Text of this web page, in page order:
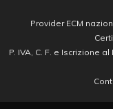
Provider ECM
P. IVA, C. F. e Iscrizione